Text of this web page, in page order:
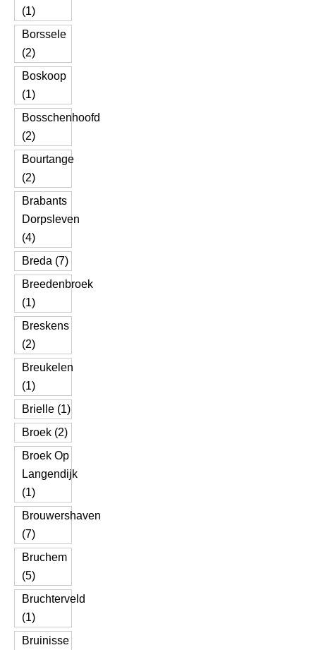
(1)
Borssele
(2)
Boskoop
(1)
Bosschenhoofd
(2)
Bourtange
(2)
Brabants
Dorpsleven
(4)
Breda (7)
Breedenbroek
(1)
Breskens
(2)
Breukelen
(1)
Brielle (1)
Broek (2)
Broek Op
Langendijk
(1)
Brouwershaven
(7)
Bruchem
(5)
Bruchterveld
(1)
Bruinisse